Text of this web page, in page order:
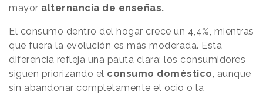
mayor alternancia de enseñas.
El consumo dentro del hogar crece un 4,4%, mientras
que fuera la evolución es más moderada. Esta
diferencia refleja una pauta clara: los consumidores
siguen priorizando el consumo doméstico , aunque
sin abandonar completamente el ocio o la